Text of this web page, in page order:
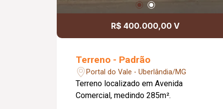
R$ 400.000,00 V
Terreno - Padrão
Portal do Vale - Uberlândia/MG
Terreno localizado em Avenida
Comercial, medindo 285m².